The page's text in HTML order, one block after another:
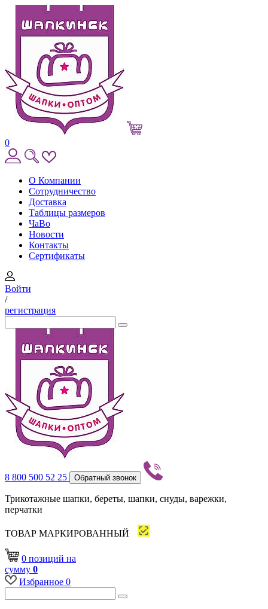
0
О Компании
Сотрудничество
Доставка
Таблицы размеров
ЧаВо
Новости
Контакты
Сертификаты
Войти
/
регистрация
8 800 500 52 25 Обратный звонок
Трикотажные шапки, береты, шапки, снуды, варежки,
перчатки
ТОВАР МАРКИРОВАННЫЙ
0 позиций на
сумму 0
Избранное 0